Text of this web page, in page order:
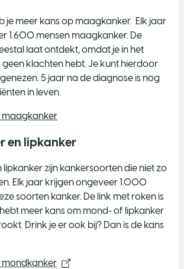
je meer kans op maagkanker. Elk jaar
1.600 mensen maagkanker. De
laat ontdekt, omdat je in het
klachten hebt. Je kunt hierdoor
5 jaar na de diagnose is nog
in leven.
maagkanker
en lipkanker
zijn kankersoorten die niet zo
Elk jaar krijgen ongeveer 1.000
soorten kanker. De link met roken is
meer kans om mond- of lipkanker
Drink je er ook bij? Dan is de kans
mondkanker